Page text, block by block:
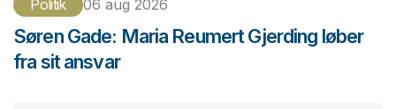
Politik 06 aug 2026
Søren Gade: Maria Reumert Gjerding løber
fra sit ansvar